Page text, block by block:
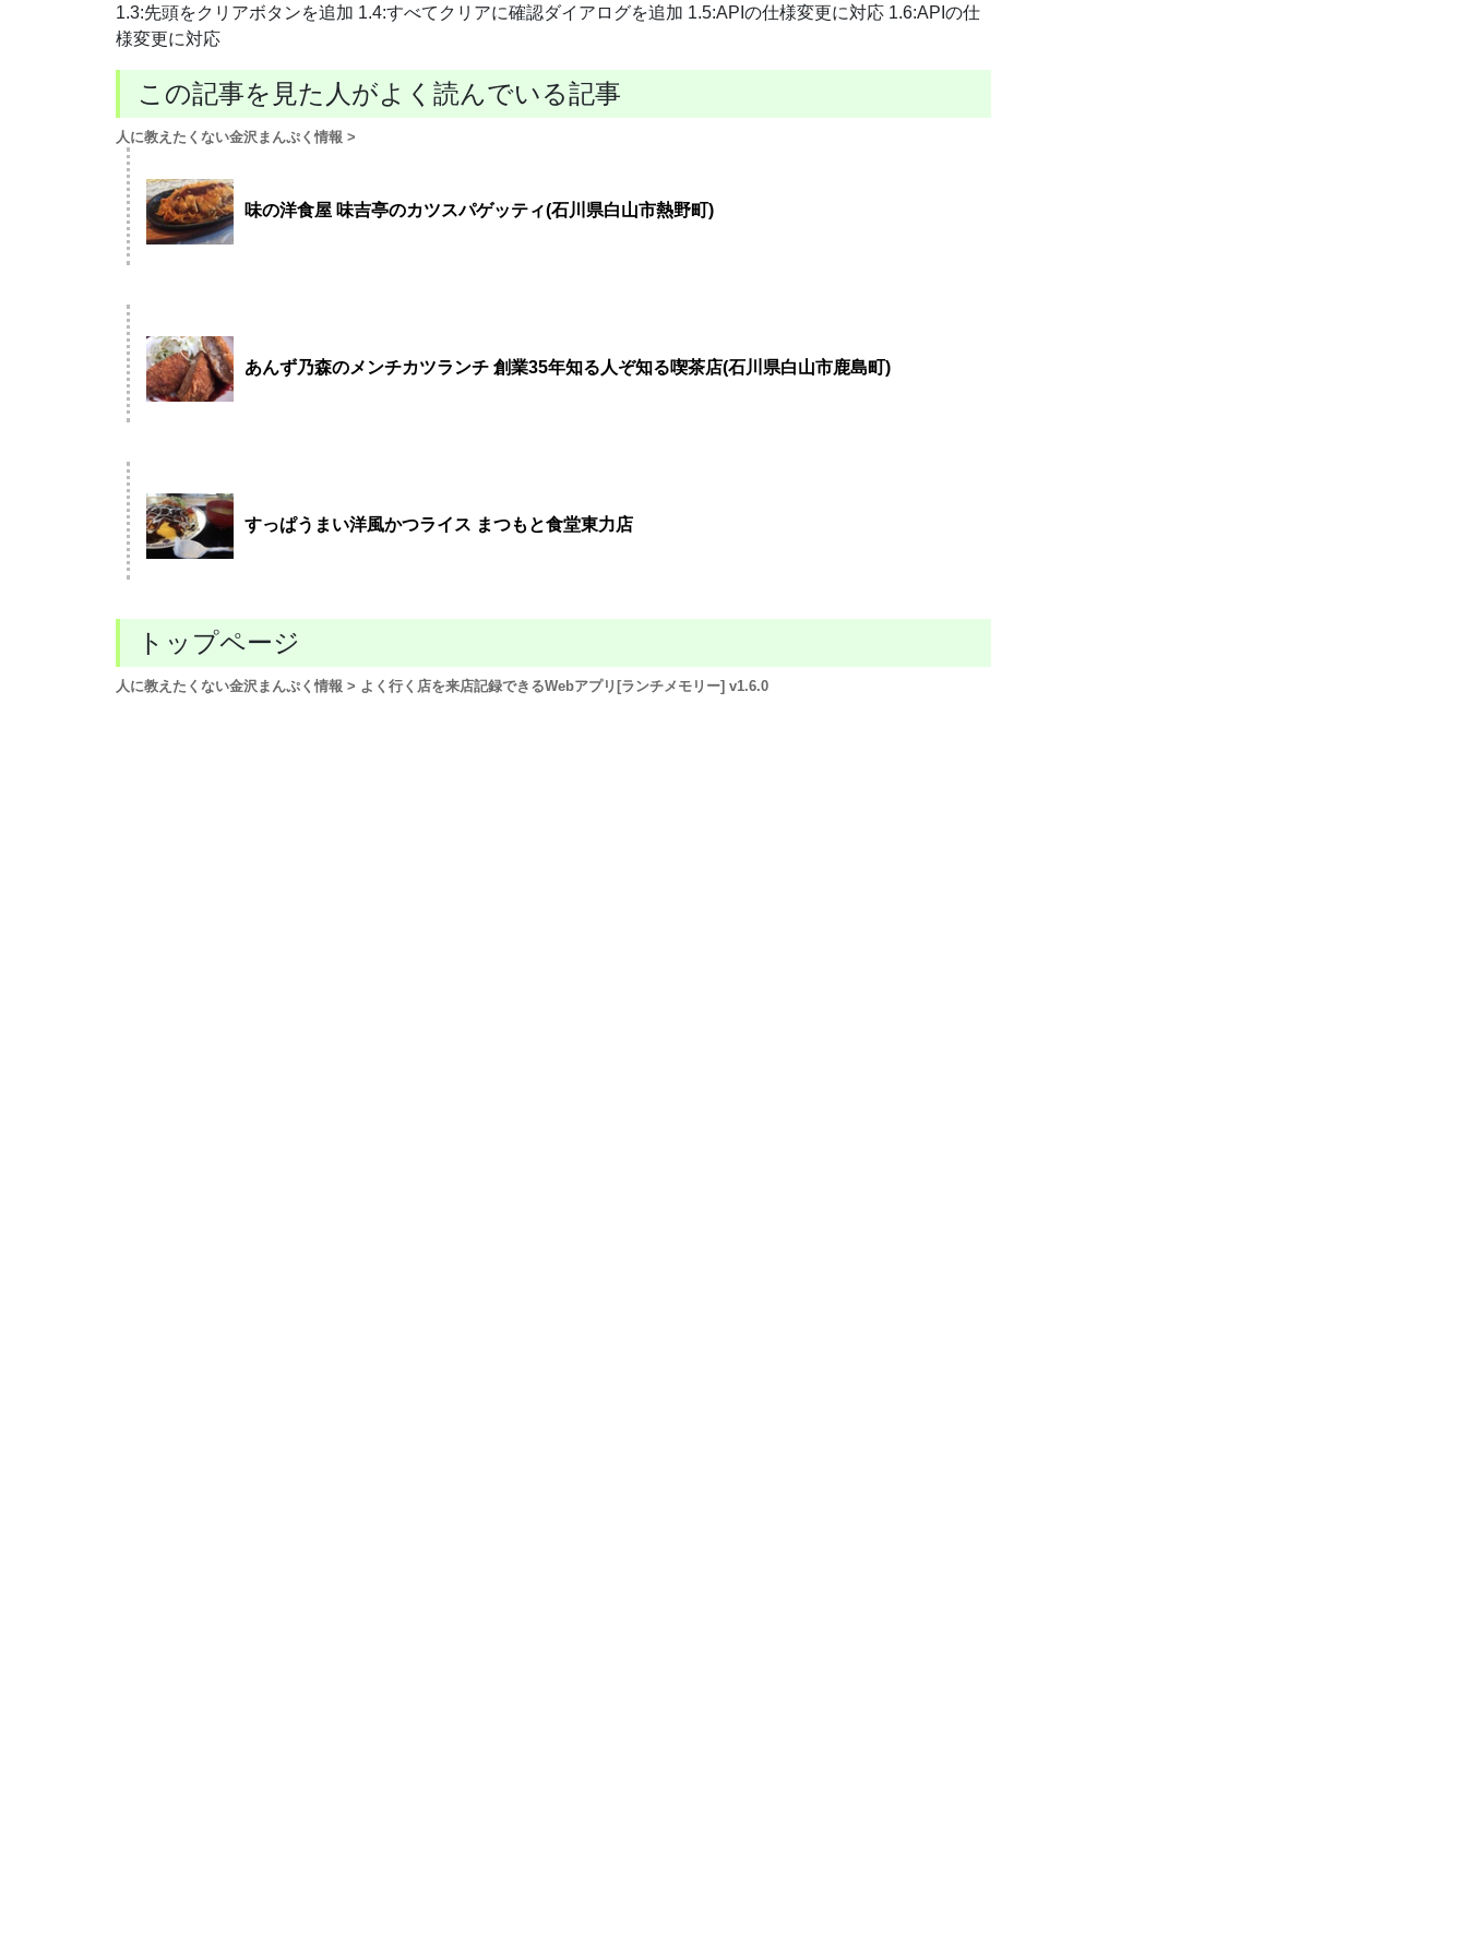
1.3:先頭をクリアボタンを追加 1.4:すべてクリアに確認ダイアログを追加 1.5:APIの仕様変更に対応 1.6:APIの仕
様変更に対応
この記事を見た人がよく読んでいる記事
人に教えたくない金沢まんぷく情報 >
味の洋食屋 味吉亭のカツスパゲッティ(石川県白山市熱野町)
あんず乃森のメンチカツランチ 創業35年知る人ぞ知る喫茶店(石川県白山市鹿島町)
すっぱうまい洋風かつライス まつもと食堂東力店
トップページ
人に教えたくない金沢まんぷく情報 > よく行く店を来店記録できるWebアプリ[ランチメモリー] v1.6.0